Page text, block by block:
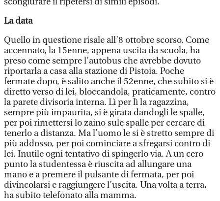
La data
Quello in questione risale all’8 ottobre scorso. Come
accennato, la 15enne, appena uscita da scuola, ha
preso come sempre l’autobus che avrebbe dovuto
riportarla a casa alla stazione di Pistoia. Poche
fermate dopo, è salito anche il 52enne, che subito si è
diretto verso di lei, bloccandola, praticamente, contro
la parete divisoria interna. Lì per lì la ragazzina,
sempre più impaurita, si è girata dandogli le spalle,
per poi rimettersi lo zaino sule spalle per cercare di
tenerlo a distanza. Ma l’uomo le si è stretto sempre di
più addosso, per poi cominciare a sfregarsi contro di
lei. Inutile ogni tentativo di spingerlo via. A un cero
punto la studentessa è riuscita ad allungare una
mano e a premere il pulsante di fermata, per poi
divincolarsi e raggiungere l’uscita. Una volta a terra,
ha subito telefonato alla mamma.